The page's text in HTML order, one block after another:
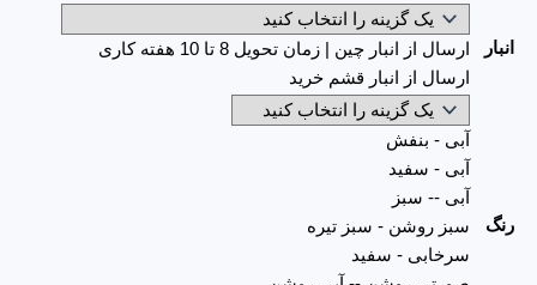
انبار
ارسال از انبار چین | زمان تحویل 8 تا 10 هفته کاری
ارسال از انبار قشم خرید
رنگ
آبی - بنفش
آبی - سفید
آبی -- سبز
سبز روشن - سبز تیره
سرخابی - سفید